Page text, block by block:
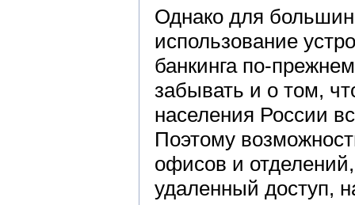
Однако для
использование
банкинга по-
забывать и о том,
населения России
Поэтому
офисов и
удаленный доступ,